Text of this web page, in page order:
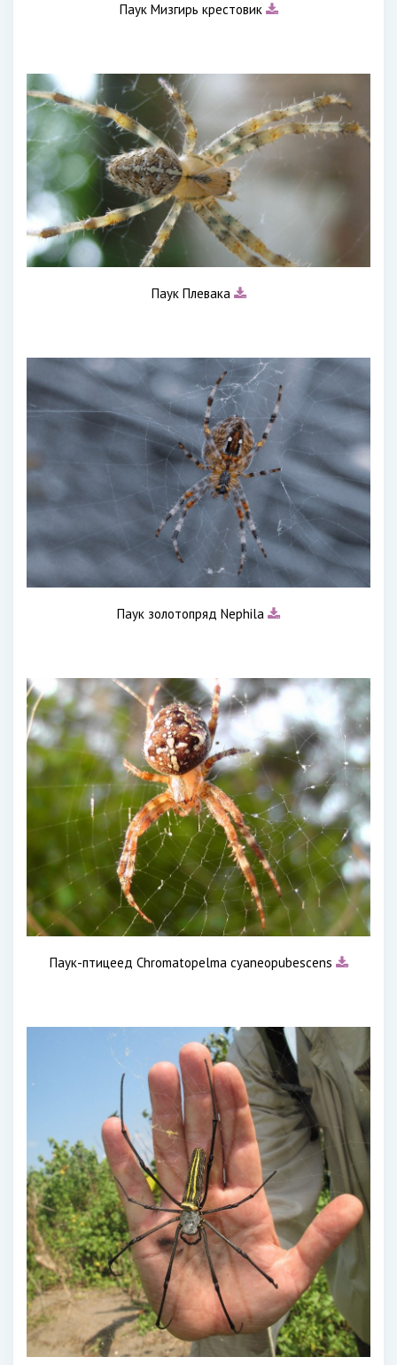
Паук Мизгирь крестовик
Паук Плевака
Паук золотопряд Nephila
Паук-птицеед Chromatopelma cyaneopubescens